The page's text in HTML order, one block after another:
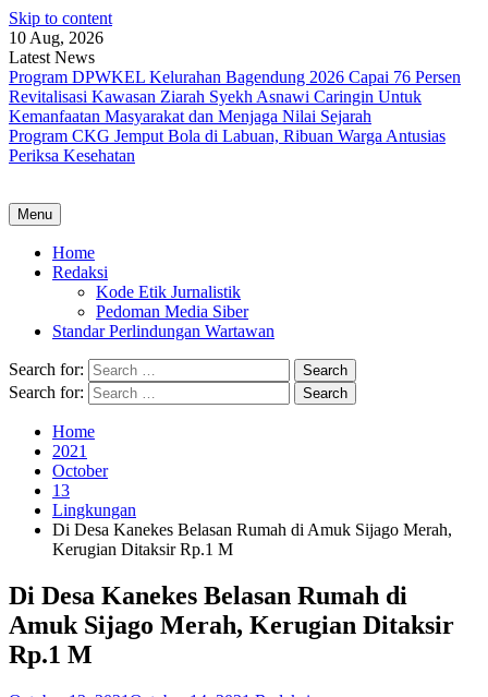
Skip to content
10 Aug, 2026
Latest News
Program DPWKEL Kelurahan Bagendung 2026 Capai 76 Persen
Revitalisasi Kawasan Ziarah Syekh Asnawi Caringin Untuk
Kemanfaatan Masyarakat dan Menjaga Nilai Sejarah
Program CKG Jemput Bola di Labuan, Ribuan Warga Antusias
Periksa Kesehatan
Menu
Home
Redaksi
Kode Etik Jurnalistik
Pedoman Media Siber
Standar Perlindungan Wartawan
Search for:
Search for:
Home
2021
October
13
Lingkungan
Di Desa Kanekes Belasan Rumah di Amuk Sijago Merah,
Kerugian Ditaksir Rp.1 M
Di Desa Kanekes Belasan Rumah di
Amuk Sijago Merah, Kerugian Ditaksir
Rp.1 M